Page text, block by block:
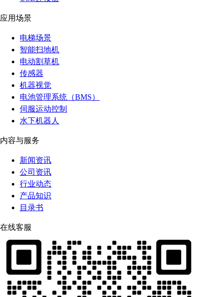
应用场景
电梯场景
智能扫地机
电动割草机
传感器
机器视觉
电池管理系统（BMS）
伺服运动控制
水下机器人
内容与服务
新闻资讯
公司资讯
行业动态
产品知识
目录书
在线客服